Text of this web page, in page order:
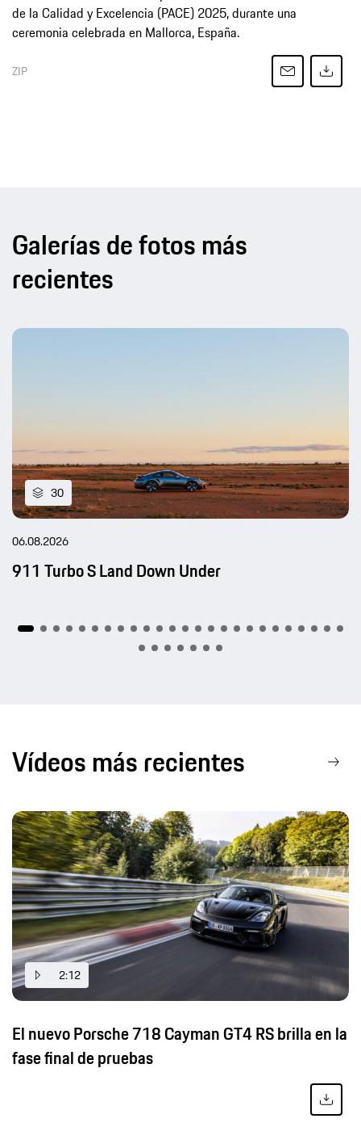
de la Calidad y Excelencia (PACE) 2025, durante una
ceremonia celebrada en Mallorca, España.
ZIP
Galerías de fotos más
recientes
30
06.08.2026
911 Turbo S Land Down Under
Vídeos más recientes
2:12
El nuevo Porsche 718 Cayman GT4 RS brilla en la
fase final de pruebas